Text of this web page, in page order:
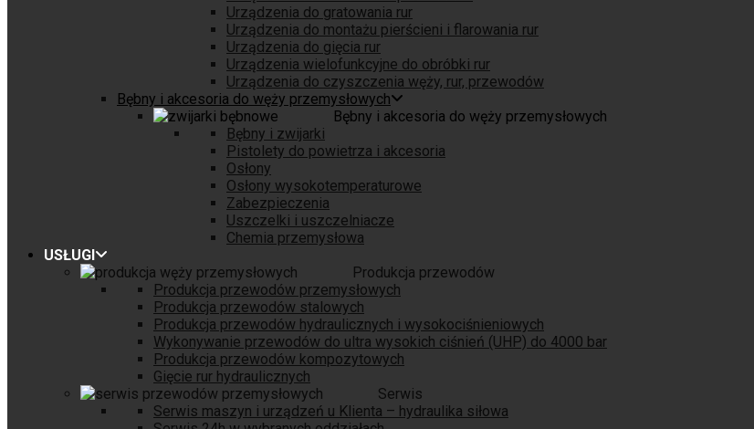
Urządzenia do gratowania rur
Urządzenia do montażu pierścieni i flarowania rur
Urządzenia do gięcia rur
Urządzenia wielofunkcyjne do obróbki rur
Urządzenia do czyszczenia węży, rur, przewodów
Bębny i akcesoria do węży przemysłowych
Bębny i akcesoria do węży przemysłowych
Bębny i zwijarki
Pistolety do powietrza i akcesoria
Osłony
Osłony wysokotemperaturowe
Zabezpieczenia
Uszczelki i uszczelniacze
Chemia przemysłowa
USŁUGI
Produkcja przewodów
Produkcja przewodów przemysłowych
Produkcja przewodów stalowych
Produkcja przewodów hydraulicznych i wysokociśnieniowych
Wykonywanie przewodów do ultra wysokich ciśnień (UHP) do 4000 bar
Produkcja przewodów kompozytowych
Gięcie rur hydraulicznych
Serwis
Serwis maszyn i urządzeń u Klienta – hydraulika siłowa